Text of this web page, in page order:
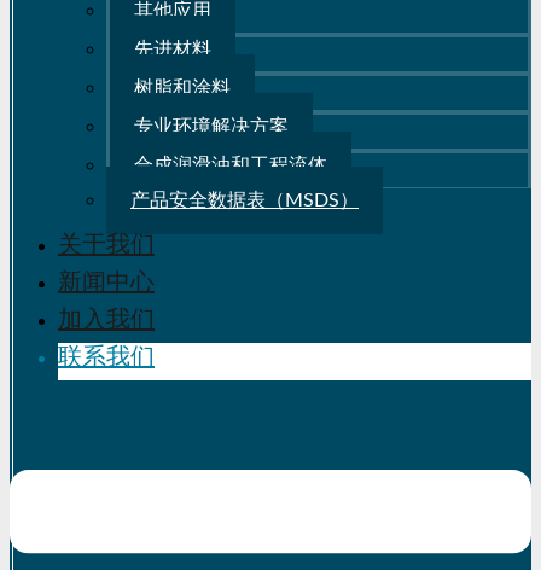
其他应用
先进材料
树脂和涂料
专业环境解决方案
合成润滑油和工程流体
产品安全数据表（MSDS）
关于我们
新闻中心
加入我们
联系我们